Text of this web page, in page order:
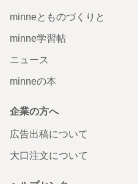
minneとものづくりと
minne学習帖
ニュース
minneの本
企業の方へ
広告出稿について
大口注文について